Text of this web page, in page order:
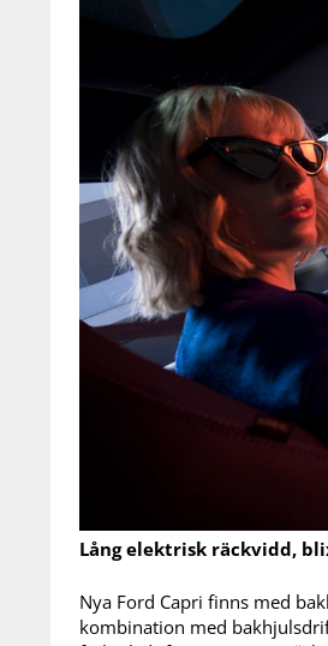
Lång elektrisk räckvidd,
Nya Ford Capri finns med
kombination med